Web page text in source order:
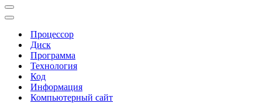
Меню
навигации
Меню
навигацииПроцессор
Диск
Программа
Технология
Код
Информация
Компьютерный сайт